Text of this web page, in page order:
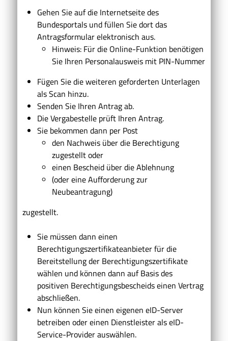
Gehen Sie auf die Internetseite des
Bundesportals und füllen Sie dort das
Antragsformular elektronisch aus.
Hinweis: Für die Online-Funktion benötigen
Sie Ihren Personalausweis mit PIN-Nummer
Fügen Sie die weiteren geforderten Unterlagen
als Scan hinzu.
Senden Sie Ihren Antrag ab.
Die Vergabestelle prüft Ihren Antrag.
Sie bekommen dann per Post
den Nachweis über die Berechtigung
zugestellt oder
einen Bescheid über die Ablehnung
(oder eine Aufforderung zur
Neubeantragung)
zugestellt.
Sie müssen dann einen
Berechtigungszertifikateanbieter für die
Bereitstellung der Berechtigungszertifikate
wählen und können dann auf Basis des
positiven Berechtigungsbescheids einen Vertrag
abschließen.
Nun können Sie einen eigenen eID-Server
betreiben oder einen Dienstleister als eID-
Service-Provider auswählen.